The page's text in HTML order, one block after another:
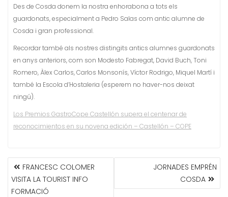
Des de Cosda donem la nostra enhorabona a tots els
guardonats, especialment a Pedro Salas com antic alumne de
Cosda i gran professional.
Recordar també als nostres distingits antics alumnes guardonats
en anys anteriors, com son Modesto Fabregat, David Buch, Toni
Romero, Àlex Carlos, Carlos Monsonís, Víctor Rodrigo, Miquel Martí i
també la Escola d’Hostaleria (esperem no haver-nos deixat
ningú).
Los Premios GastroCope Castellón supera el centenar de
reconocimientos en su novena edición – Castellón – COPE
NAVEGACIÓN
DE
ENTRADAS
FRANCESC COLOMER
VISITA LA TOURIST INFO
FORMACIÓ
JORNADES EMPRÉN
COSDA